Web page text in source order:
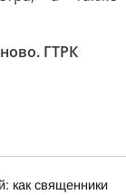
ГТРК
как священники